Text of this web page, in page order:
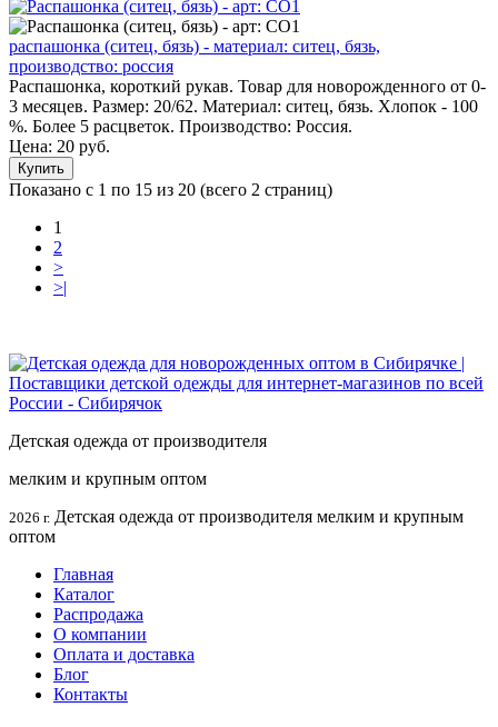
распашонка (ситец, бязь) - материал: ситец, бязь,
производство: россия
Распашонка, короткий рукав. Товар для новорожденного от 0-
3 месяцев. Размер: 20/62. Материал: ситец, бязь. Хлопок - 100
%. Более 5 расцветок. Производство: Россия.
Цена: 20 руб.
Купить
Показано с 1 по 15 из 20 (всего 2 страниц)
1
2
>
>|
Детская одежда от производителя
мелким и крупным оптом
2026 г. Детская одежда от производителя мелким и крупным
оптом
Главная
Каталог
Распродажа
О компании
Оплата и доставка
Блог
Контакты